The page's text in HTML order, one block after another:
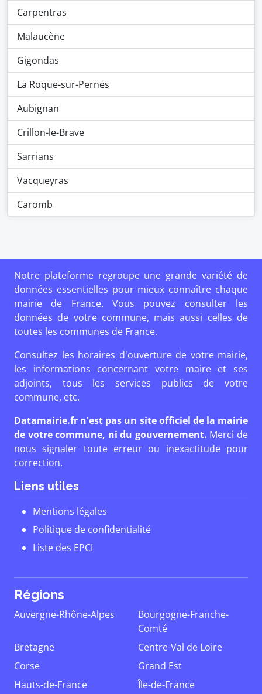
Carpentras
Malaucène
Gigondas
La Roque-sur-Pernes
Aubignan
Crillon-le-Brave
Sarrians
Vacqueyras
Caromb
Notre plateforme regroupe une grande variété de
données essentielles pour mieux connaître chaque
mairie de France. Vous pouvez consulter les
données de votre commune, mais aussi celles de
toutes les communes de France.
Consultez les horaires d'ouverture de votre mairie,
les informations concernant votre maire et ses
adjoints, tous les services publics de votre
commune, etc.
Datamairie.fr n'est pas un site officiel de la mairie
de votre commune, ni du gouvernement. Merci de
nous signaler toute erreur ou inexactitude pour
correction.
Liens utiles
Mentions légales
Politique de confidentialité
Liste des EPCI
Régions
Auvergne-Rhône-Alpes
Bourgogne-Franche-
Comté
Bretagne
Centre-Val de Loire
Corse
Grand Est
Hauts-de-France
Île-de-France